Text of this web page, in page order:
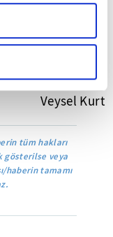
ilgili daha
işaretlere
gözeterek
Veysel Kurt
tüm hakları
gösterilse veya
haberin tamamı